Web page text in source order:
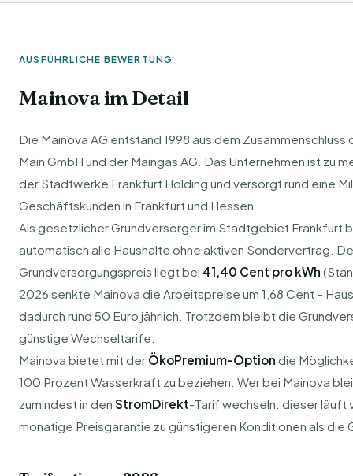
AUSFÜHRLICHE BEWERTUNG
Mainova im Detail
Die Mainova AG entstand 1998 aus dem
Main GmbH und der Maingas AG. Das Unternehmen ist zu
der Stadtwerke Frankfurt Holding und versorgt rund eine
Geschäftskunden in Frankfurt und Hessen.
Als gesetzlicher Grundversorger im Stadtgebiet Frankfurt
automatisch alle Haushalte ohne aktiven Sondervertrag.
Grundversorgungspreis liegt bei 41,40 Cent pro kWh
2026 senkte Mainova die Arbeitspreise um 1,68 Cent –
dadurch rund 50 Euro jährlich. Trotzdem bleibt die
günstige Wechseltarife.
Mainova bietet mit der ÖkoPremium-Option die
100 Prozent Wasserkraft zu beziehen. Wer bei Mainova
zumindest in den StromDirekt-Tarif wechseln: dieser läuft
monatige Preisgarantie zu günstigeren Konditionen als die